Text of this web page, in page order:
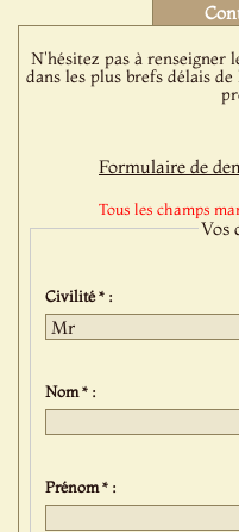
N'hésitez pas à renseigner
dans les plus brefs délais
Formulaire de
Tous les champs
Vos
Civilité * :
Nom * :
Prénom * :